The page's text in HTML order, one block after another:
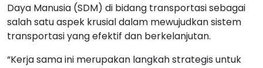
salah satu aspek krusial dalam mewujudkan sistem
transportasi yang efektif dan berkelanjutan.
menjawab tantangan transportasi di Kota Tangerang